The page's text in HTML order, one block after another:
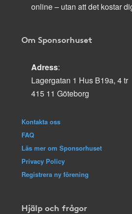
online – utan att det kostar
Om Sponsorhuset
Adress:
Lagergatan 1 Hus B19a, 4 tr
415 11 Göteborg
Kontakta oss
FAQ
Läs mer om Sponsorhuset
Privacy Policy
Registrera ny förening
Hjälp och frågor